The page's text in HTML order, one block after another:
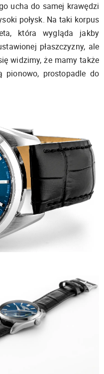
ucha do samej krawędzi
połysk. Na taki korpus
która wygląda jakby
płaszczyzny, ale
widzimy, że mamy także
pionowo, prostopadle do